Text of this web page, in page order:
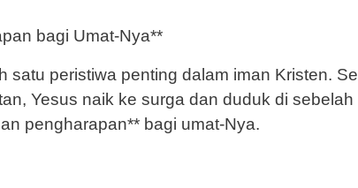
bagi Umat-Nya**
satu peristiwa penting dalam iman Kristen.
Yesus naik ke surga dan duduk di
pengharapan** bagi umat-Nya.